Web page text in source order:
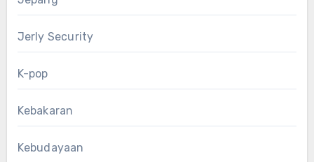
Jerly Security
K-pop
Kebakaran
Kebudayaan